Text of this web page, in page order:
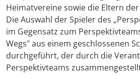
Heimatvereine sowie die Eltern
Die Auswahl der Spieler des
im Gegensatz zum
Wegs" aus einem geschlossenen
durchgeführt, der durch die
Perspektivteams